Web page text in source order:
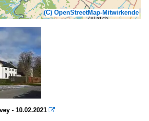
(C) OpenStreetMap-Mitwirkende
- 10.02.2021 